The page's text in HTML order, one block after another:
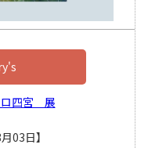
四宮 展
03日】